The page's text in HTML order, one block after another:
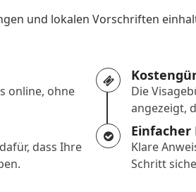
und lokalen Vorschriften
online, ohne
dass Ihre
Die
angezeigt,
Einfacher
Klare
Schritt